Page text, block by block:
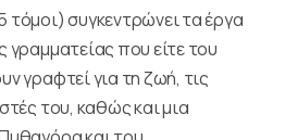
συγκεντρώνει τα έργα
γραμματείας που είτε του
γραφτεί για τη ζωή, τις
του, καθώς και μια